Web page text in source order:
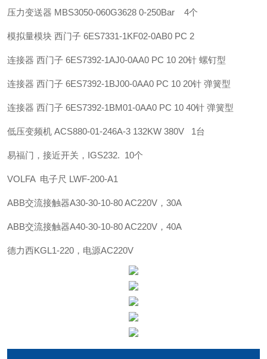
压力变送器 MBS3050-060G3628 0-250Bar 4个
模拟量模块 西门子 6ES7331-1KF02-0AB0 PC 2
连接器 西门子 6ES7392-1AJ0-0AA0 PC 10 20针 螺钉型
连接器 西门子 6ES7392-1BJ00-0AA0 PC 10 20针 弹簧型
连接器 西门子 6ES7392-1BM01-0AA0 PC 10 40针 弹簧型
低压变频机 ACS880-01-246A-3 132KW 380V 1台
易福门，接近开关，IGS232. 10个
VOLFA 电子尺 LWF-200-A1
ABB交流接触器A30-30-10-80 AC220V，30A
ABB交流接触器A40-30-10-80 AC220V，40A
德力西KGL1-220，电源AC220V